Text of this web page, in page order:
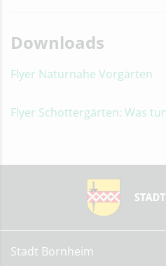
Downloads
Flyer Naturnahe Vorgärten
Flyer Schottergärten: Was
Stadt Bornheim